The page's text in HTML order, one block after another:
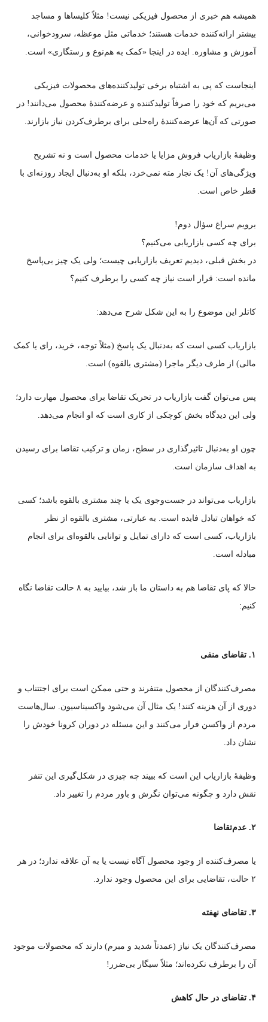
همیشه هم خبری از محصول فیزیکی نیست! مثلاً‌ کلیساها و مساجد
بیشتر ارائه‌کننده خدمات هستند؛ خدماتی مثل موعظه، سرودخوانی،
آموزش و مشاوره. ایده در اینجا «کمک به‌ هم‌نوع و رستگاری» است.
اینجاست که پی به اشتباه برخی تولیدکننده‌های محصولات فیزیکی
می‌بریم که خود را صرفاً تولیدکننده و عرضه‌کنندهٔ محصول می‌دانند! در
صورتی که آن‌‌ها عرضه‌کنندهٔ راه‌حلی برای برطرف‌کردن نیاز بازارند.
وظیفهٔ بازاریاب فروش مزایا یا خدمات محصول است و نه تشریح
ویژگی‌های آن! یک نجار مته نمی‌خرد، بلکه او به‌دنبال ایجاد روزنه‌ای با
قطر خاص است.
برویم سراغ سؤال دوم!
برای چه کسی بازاریابی می‌کنیم؟
در بخش قبلی، دیدیم تعریف بازاریابی چیست؛ ولی یک چیز بی‌پاسخ
مانده است: قرار است نیاز چه کسی را برطرف کنیم؟
کاتلر این موضوع را به این شکل شرح می‌دهد:
بازاریاب کسی است که به‌دنبال یک پاسخ (مثلاً توجه، خرید، رای یا کمک
مالی) از طرف دیگر ماجرا (مشتری بالقوه) است.
پس می‌توان گفت بازاریاب در تحریک تقاضا برای محصول مهارت دارد؛
ولی این دیدگاه بخش کوچکی از کاری است که او انجام می‌دهد.
چون او به‌دنبال تاثیرگذاری در سطح، زمان و ترکیب تقاضا برای رسیدن
به اهداف سازمان است.
بازاریاب می‌تواند در جست‌وجوی یک یا چند مشتری بالقوه باشد؛ کسی
که خواهان تبادل فایده است. به عبارتی، مشتری بالقوه از نظر
بازاریاب، کسی است که دارای تمایل و توانایی بالقوه‌ای برای انجام
مبادله است.
حالا که پای تقاضا هم به داستان ما باز شد، بیایید به ۸ حالت تقاضا نگاه
کنیم:​
۱. تقاضای منفی
مصرف‌کنندگان از محصول متنفرند و حتی ممکن است برای اجتتناب و
دوری از آن هزینه کنند! یک مثال آن می‌شود واکسیناسیون. سال‌هاست
مردم از واکسن فرار می‌کنند و این مسئله در دوران کرونا خودش را
نشان داد.
وظیفهٔ بازاریاب این است که ببیند چه چیزی در شکل‌گیری این تنفر
نقش دارد و چگونه می‌توان نگرش و باور مردم را تغییر داد.
۲. عدم‌تقاضا
یا مصرف‌کننده از وجود محصول آگاه نیست یا به آن علاقه ندارد؛ در هر
۲ حالت، تقاضایی برای این محصول وجود ندارد.
۳. تقاضای نهفته
مصرف‌کنندگان یک نیاز (عمدتاً شدید و مبرم) دارند که محصولات موجود
آن را برطرف نکرده‌اند؛ مثلاً سیگار بی‌ضرر!
۴. تقاضای در حال کاهش